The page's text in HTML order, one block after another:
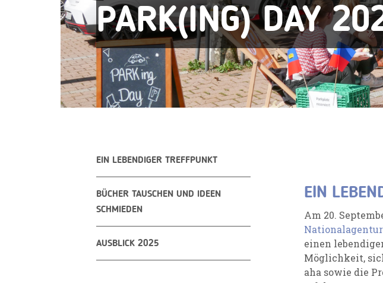
PARK(ING) DAY
EIN LEBENDIGER TREFFPUNKT
BÜCHER TAUSCHEN UND IDEEN
SCHMIEDEN
AUSBLICK 2025
EIN
Am 20.
einen
Möglichkeit,
aha sowie die